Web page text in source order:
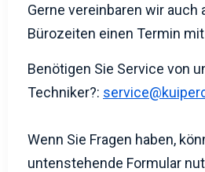
Gerne vereinbaren wir auch
Bürozeiten einen Termin
Benötigen Sie Service von
Techniker?:
Wenn Sie Fragen haben,
untenstehende Formular